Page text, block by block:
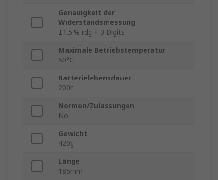
Genauigkeit der
Widerstandsmessung
±1.5 % rdg + 3 Digits
Maximale Betriebstemperatur
50°C
Batterielebensdauer
200h
Normen/Zulassungen
No
Gewicht
420g
Länge
185mm